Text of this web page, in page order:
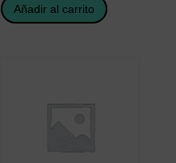
Añadir al carrito